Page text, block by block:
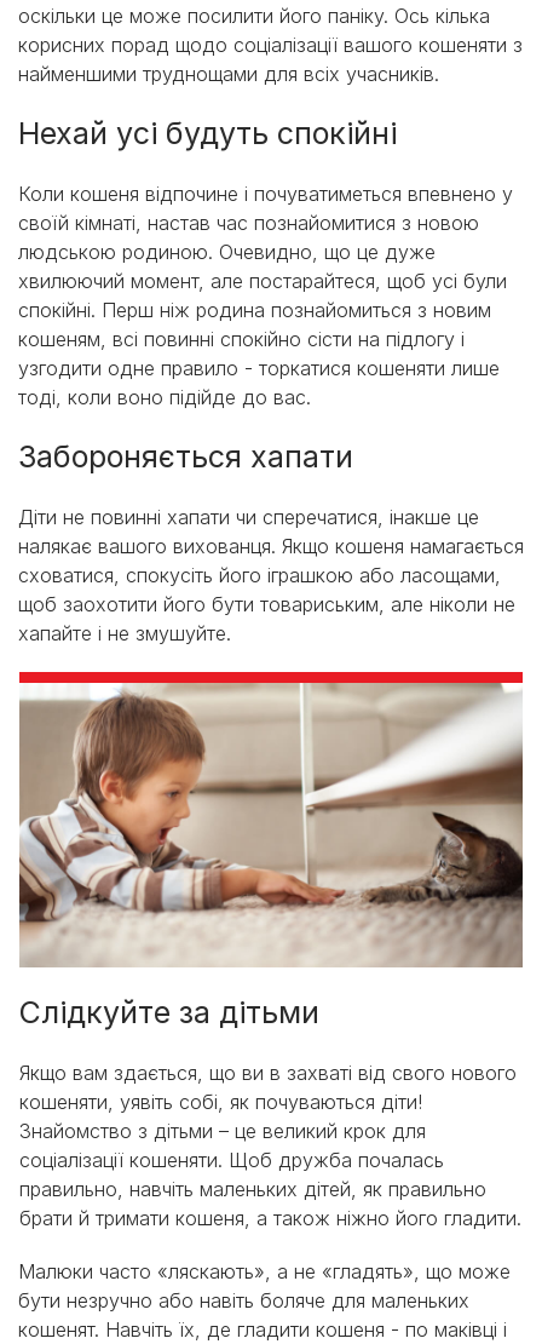
оскільки це може посилити його паніку. Ось кілька
корисних порад щодо соціалізації вашого кошеняти з
найменшими труднощами для всіх учасників.
Нехай усі будуть спокійні
Коли кошеня відпочине і почуватиметься впевнено у
своїй кімнаті, настав час познайомитися з новою
людською родиною. Очевидно, що це дуже
хвилюючий момент, але постарайтеся, щоб усі були
спокійні. Перш ніж родина познайомиться з новим
кошеням, всі повинні спокійно сісти на підлогу і
узгодити одне правило - торкатися кошеняти лише
тоді, коли воно підійде до вас.
Забороняється хапати
Діти не повинні хапати чи сперечатися, інакше це
налякає вашого вихованця. Якщо кошеня намагається
сховатися, спокусіть його іграшкою або ласощами,
щоб заохотити його бути товариським, але ніколи не
хапайте і не змушуйте.
Слідкуйте за дітьми
Якщо вам здається, що ви в захваті від свого нового
кошеняти, уявіть собі, як почуваються діти!
Знайомство з дітьми – це великий крок для
соціалізації кошеняти. Щоб дружба почалась
правильно, навчіть маленьких дітей, як правильно
брати й тримати кошеня, а також ніжно його гладити.
Малюки часто «ляскають», а не «гладять», що може
бути незручно або навіть боляче для маленьких
кошенят. Навчіть їх, де гладити кошеня - по маківці і